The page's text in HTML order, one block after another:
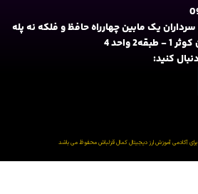
یک مابین چهارراه حافظ و فلکه نه پله
واحد 4
کنید:
آکادمی آموزش ارز دیجیتال کمال قزلباش محفوظ می باشد